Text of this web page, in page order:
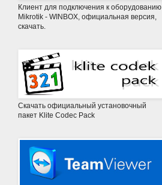
Клиент для подключения к оборудованию
Mikrotik - WINBOX, официальная версия,
скачать.
Скачать официальный установочный
пакет Klite Codec Pack